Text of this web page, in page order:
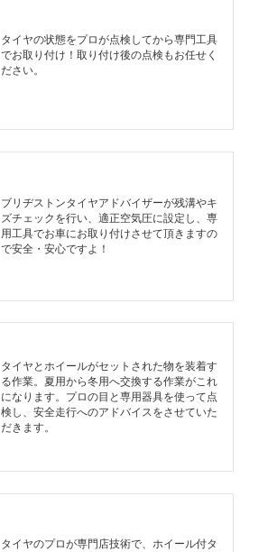
タイヤの状態をプロが点検してから専門工具
でお取り付け！取り付け後の点検もお任せく
ださい。
ブリヂストンタイヤアドバイザーが残溝やキ
ズチェックを行い、適正空気圧に設定し、専
用工具でお車にお取り付けさせて頂きますの
で安全・安心ですよ！
タイヤとホイールがセットされた物を装着す
る作業。夏用から冬用へ交換する作業がこれ
になります。プロの目と専用器具を使って点
検し、安全走行へのアドバイスをさせていた
だきます。
タイヤのプロが専門店技術で、ホイール付タ